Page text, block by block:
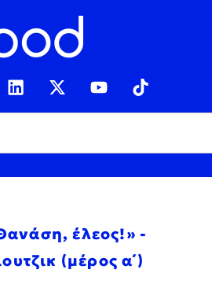
έλεος!» -
(μέρος α΄)